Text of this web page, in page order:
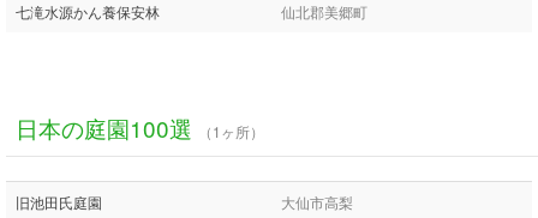
七滝水源かん養保安林 仙北郡美郷町
日本の庭園100選 （1ヶ所）
旧池田氏庭園 大仙市高梨